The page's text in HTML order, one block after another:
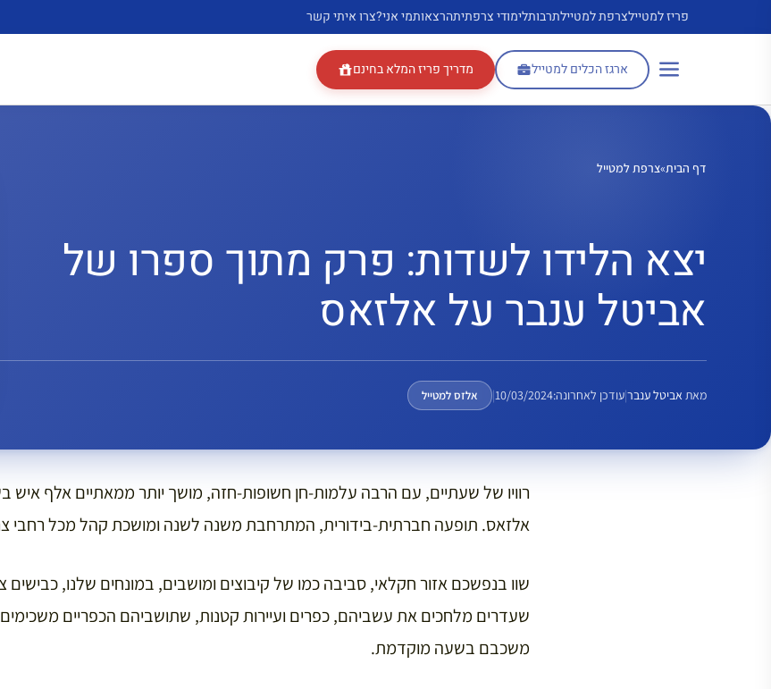
פריז למטיילצרפת למטיילתרבותלימודי צרפתיתהרצאותמי אני?צרו איתי קשר
ארגז הכלים למטייל מדריך פריז המלא בחינם
דף הבית»צרפת למטייל
יצא הלידו לשדות: פרק מתוך ספרו של
אביטל ענבר על אלזאס
מאת אביטל ענבר|עודכן לאחרונה:10/03/2024
| אלזס למטייל
רוויו של שעתיים, עם הרבה עלמות-חן חשופות-חזה, מושך יותר ממאתיים אלף איש
אלזאס. תופעה חברתית-בידורית, המתרחבת משנה לשנה ומושכת קהל מכל רחבי
שוו בנפשכם אזור חקלאי, סביבה כמו של קיבוצים ומושבים, במונחים שלנו, כבישים
שעדרים מלחכים את עשביהם, כפרים ועיירות קטנות, שתושביהם הכפריים משכימים
משכבם בשעה מוקדמת.